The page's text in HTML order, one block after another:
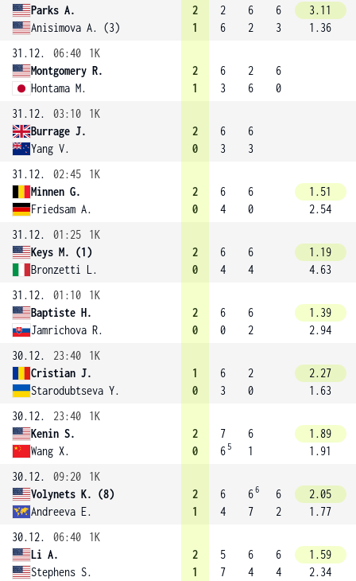
Parks A.
Anisimova A. (3)
2
1
2
6
6
2
6
3
3.11
1.36
31.12.
06:40
1K
Montgomery R.
Hontama M.
2
1
6
3
2
6
6
0
31.12.
03:10
1K
Burrage J.
Yang V.
2
0
6
3
6
3
31.12.
02:45
1K
Minnen G.
Friedsam A.
2
0
6
4
6
0
1.51
2.54
31.12.
01:25
1K
Keys M. (1)
Bronzetti L.
2
0
6
4
6
4
1.19
4.63
31.12.
01:10
1K
Baptiste H.
Jamrichova R.
2
0
6
0
6
2
1.39
2.94
30.12.
23:40
1K
Cristian J.
Starodubtseva Y.
1
0
6
3
2
0
2.27
1.63
30.12.
23:40
1K
Kenin S.
Wang X.
2
0
7
6 5
6
1
1.89
1.91
30.12.
09:20
1K
Volynets K. (8)
Andreeva E.
2
1
6
4
66
7
6
2
2.05
1.77
30.12.
06:40
1K
Li A.
Stephens S.
2
1
5
7
6
4
6
4
1.59
2.34